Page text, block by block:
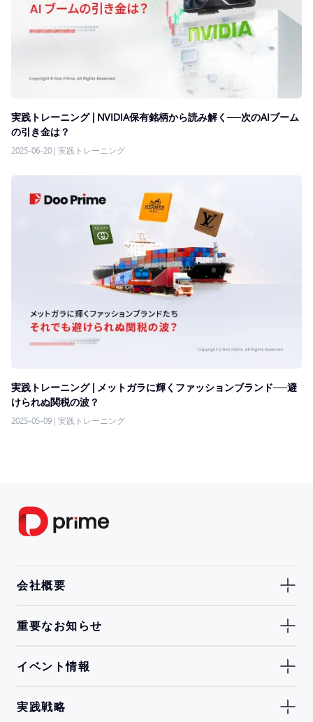
実践トレーニング | NVIDIA保有銘柄から読み解く──次のAIブーム
の引き金は？
2025-06-20 | 実践トレーニング
実践トレーニング | メットガラに輝くファッションブランド──避
けられぬ関税の波？
2025-05-09 | 実践トレーニング
会社概要
重要なお知らせ
イベント情報
実践戦略